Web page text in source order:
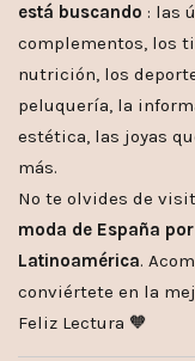
está buscando : las
complementos, los
nutrición, los
peluquería, la
estética, las joyas
más.
No te olvides de
moda de España
Latinoamérica.
conviértete en la
Feliz Lectura 🧡